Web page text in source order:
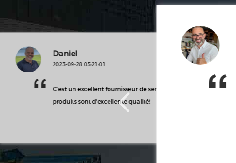
Daniel
2023-09-28 05:21:01
C'est un excellent fournisseur de services et leurs
produits sont d'excellente qualité!